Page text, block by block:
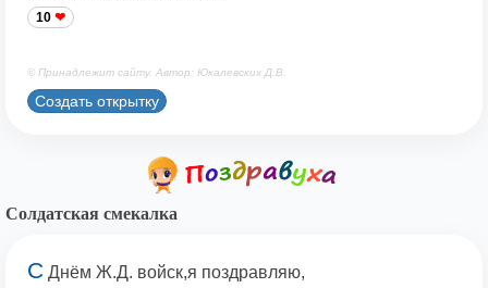
10
© Принадлежит сайту. Автор: Юкалевских Д.В.
Создать открытку
Солдатская смекалка
С Днём Ж.Д. войск,я поздравляю,